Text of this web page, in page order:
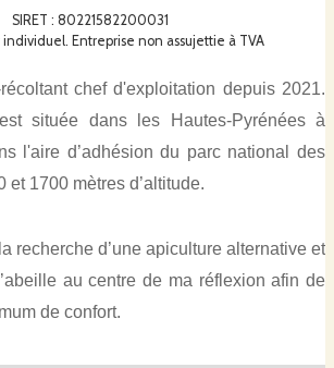
SIRET : 80221582200031
Entreprise non assujettie à TVA
chef d'exploitation depuis 2021.
située dans les Hautes-Pyrénées à
l'aire d’adhésion du parc national des
et 1700 mètres d’altitude.
recherche d’une apiculture alternative et
au centre de ma réflexion afin de
de confort.